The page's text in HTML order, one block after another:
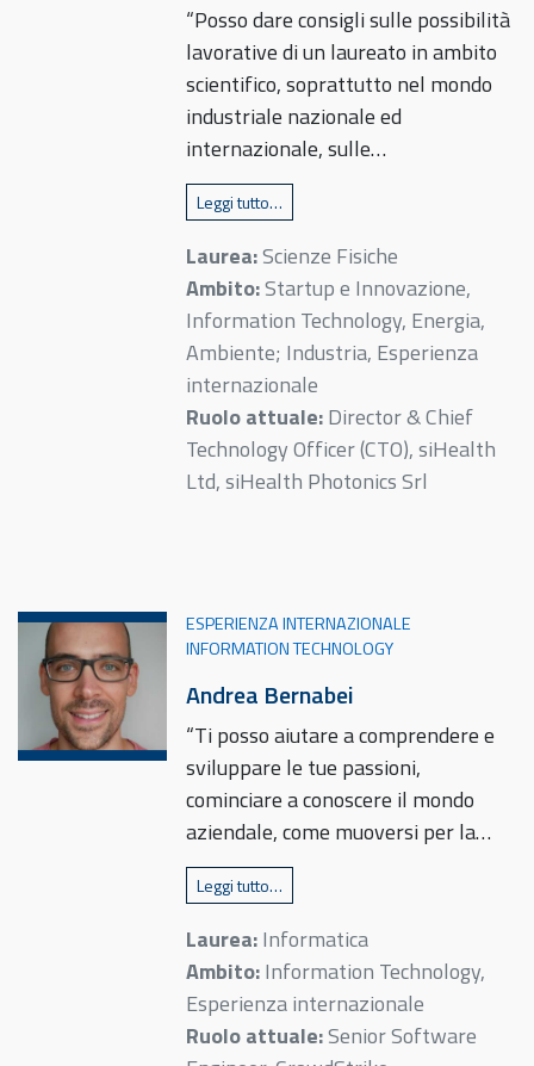
“Posso dare consigli sulle possibilità
lavorative di un laureato in ambito
scientifico, soprattutto nel mondo
industriale nazionale ed
internazionale, sulle…
Leggi tutto…
Laurea:Scienze Fisiche
Ambito:Startup e Innovazione,
Information Technology, Energia,
Ambiente; Industria, Esperienza
internazionale
Ruolo attuale:Director & Chief
Technology Officer (CTO), siHealth
Ltd, siHealth Photonics Srl
ESPERIENZA INTERNAZIONALE
INFORMATION TECHNOLOGY
Andrea Bernabei
“Ti posso aiutare a comprendere e
sviluppare le tue passioni,
cominciare a conoscere il mondo
aziendale, come muoversi per la…
Leggi tutto…
Laurea:Informatica
Ambito:Information Technology,
Esperienza internazionale
Ruolo attuale:Senior Software